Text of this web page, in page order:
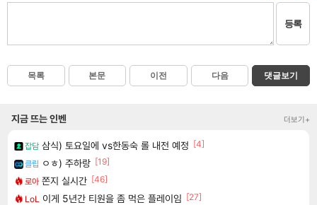
등록
목록 본문 이전 다음 댓글보기
지금 뜨는 인벤 더보기+
잡담 삼식) 토요일에 vs한동숙 롤 내전 예정 [4]
클립 ㅇㅎ) 주하랑 [19]
로아 쫀지 실시간 [46]
LoL 이게 5년간 티원을 좀 먹은 플레이임 [27]